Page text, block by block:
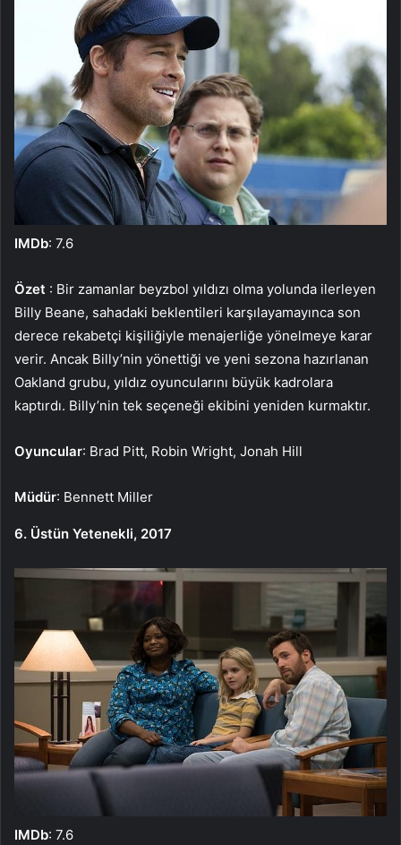
IMDb: 7.6
Özet : Bir zamanlar beyzbol yıldızı olma yolunda ilerleyen
Billy Beane, sahadaki beklentileri karşılayamayınca son
derece rekabetçi kişiliğiyle menajerliğe yönelmeye karar
verir. Ancak Billy’nin yönettiği ve yeni sezona hazırlanan
Oakland grubu, yıldız oyuncularını büyük kadrolara
kaptırdı. Billy’nin tek seçeneği ekibini yeniden kurmaktır.
Oyuncular: Brad Pitt, Robin Wright, Jonah Hill
Müdür: Bennett Miller
6. Üstün Yetenekli, 2017
IMDb: 7.6